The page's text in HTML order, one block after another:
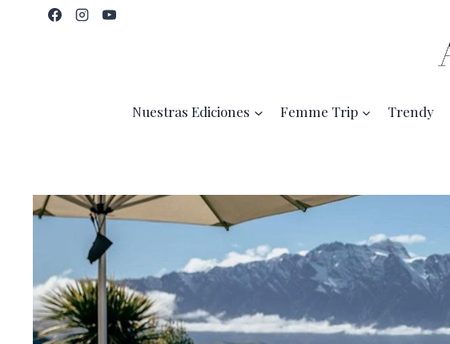
Nuestras Ediciones Femme Trip Trendy